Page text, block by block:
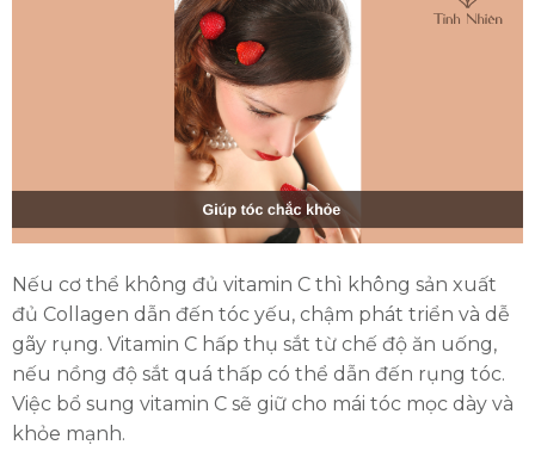
Nếu cơ thể không đủ vitamin C thì không sản xuất
đủ Collagen dẫn đến tóc yếu, chậm phát triển và dễ
gãy rụng. Vitamin C hấp thụ sắt từ chế độ ăn uống,
nếu nồng độ sắt quá thấp có thể dẫn đến rụng tóc.
Việc bổ sung vitamin C sẽ giữ cho mái tóc mọc dày và
khỏe mạnh.